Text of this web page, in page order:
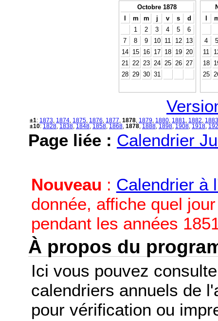
Octobre 1878
l
m m j v s
d
1
2 3 4 5
6
7
8 9 10 11 12
13
14
15 16 17 18 19
20
21
22 23 24 25 26
27
28
29 30 31
l
4
5
11
18
25
±1: 1873 1874 1875 1876 1877 1878 1879 1880 1881 1882
1883
±10: 1828 1838 1848 1858 1868 1878 1888 1898 1908 1918
Page liée : Calendrier
Nouveau : Calendrier à
donnée, affiche quel
pendant les années
À propos du
Ici vous pouvez
calendriers annuels de
pour vérification ou